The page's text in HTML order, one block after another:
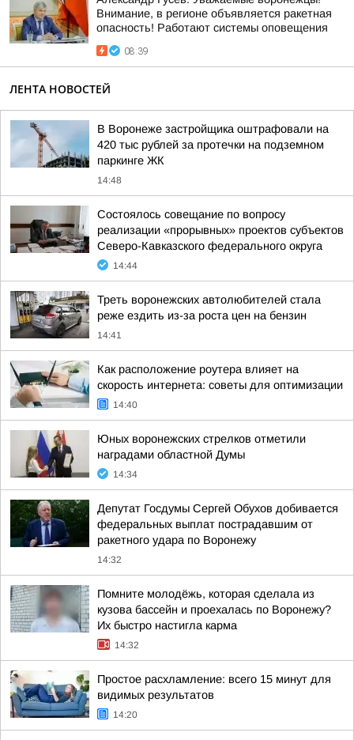
Внимание, в регионе объявляется ракетная
опасность! Работают системы оповещения
08:39
ЛЕНТА НОВОСТЕЙ
В Воронеже застройщика оштрафовали на
420 тыс рублей за протечки на подземном
паркинге ЖК
14:48
Состоялось совещание по вопросу
реализации «прорывных» проектов субъектов
Северо-Кавказского федерального округа
14:44
Треть воронежских автолюбителей стала
реже ездить из-за роста цен на бензин
14:41
Как расположение роутера влияет на
скорость интернета: советы для оптимизации
14:40
Юных воронежских стрелков отметили
наградами областной Думы
14:34
Депутат Госдумы Сергей Обухов добивается
федеральных выплат пострадавшим от
ракетного удара по Воронежу
14:32
Помните молодёжь, которая сделала из
кузова бассейн и проехалась по Воронежу?
Их быстро настигла карма
14:32
Простое расхламление: всего 15 минут для
видимых результатов
14:20